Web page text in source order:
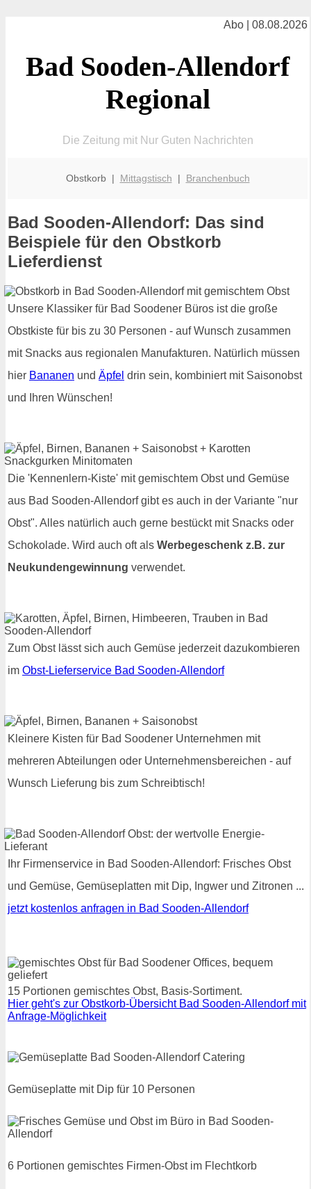
Abo | 08.08.2026
Bad Sooden-Allendorf
Regional
Die Zeitung mit Nur Guten Nachrichten
Obstkorb | Mittagstisch | Branchenbuch
Bad Sooden-Allendorf: Das sind
Beispiele für den Obstkorb
Lieferdienst
Unsere Klassiker für Bad Soodener Büros ist die große
Obstkiste für bis zu 30 Personen - auf Wunsch zusammen
mit Snacks aus regionalen Manufakturen. Natürlich müssen
hier Bananen und Äpfel drin sein, kombiniert mit Saisonobst
und Ihren Wünschen!
Die 'Kennenlern-Kiste' mit gemischtem Obst und Gemüse
aus Bad Sooden-Allendorf gibt es auch in der Variante "nur
Obst". Alles natürlich auch gerne bestückt mit Snacks oder
Schokolade. Wird auch oft als Werbegeschenk z.B. zur
Neukundengewinnung verwendet.
Zum Obst lässt sich auch Gemüse jederzeit dazukombieren
im Obst-Lieferservice Bad Sooden-Allendorf
Kleinere Kisten für Bad Soodener Unternehmen mit
mehreren Abteilungen oder Unternehmensbereichen - auf
Wunsch Lieferung bis zum Schreibtisch!
Ihr Firmenservice in Bad Sooden-Allendorf: Frisches Obst
und Gemüse, Gemüseplatten mit Dip, Ingwer und Zitronen ...
jetzt kostenlos anfragen in Bad Sooden-Allendorf
15 Portionen gemischtes Obst, Basis-Sortiment.
Hier geht's zur Obstkorb-Übersicht Bad Sooden-Allendorf mit
Anfrage-Möglichkeit
Gemüseplatte mit Dip für 10 Personen
6 Portionen gemischtes Firmen-Obst im Flechtkorb